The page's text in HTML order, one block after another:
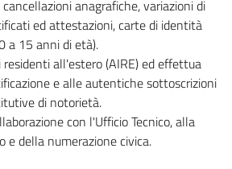
anagrafiche, variazioni di
ed attestazioni, carte di identità
a 15 anni di età).
residenti all'estero (AIRE) ed effettua
e alle autentiche sottoscrizioni
di notorietà.
con l'Ufficio Tecnico, alla
e della numerazione civica.